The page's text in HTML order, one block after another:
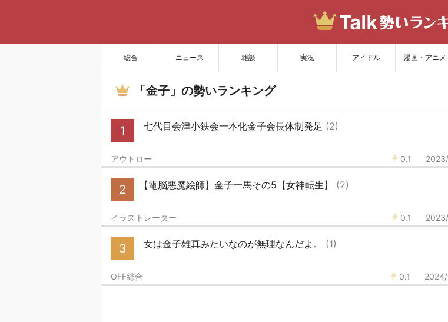
総合 ニュース 雑談 実況 アイドル 漫画・アニメ
サイトを更新
「金子」の勢いランキング
1 七代目会津小鉄会一本化金子会長体制発足 (2)
0.1
アウトロー
2 【電脳悪魔絵師】金子一馬その5【女神転生】 (2)
0.1
イラストレーター
3 女は金子雄真みたいなのが無理なんだよ。 (1)
0.1
OFF総合